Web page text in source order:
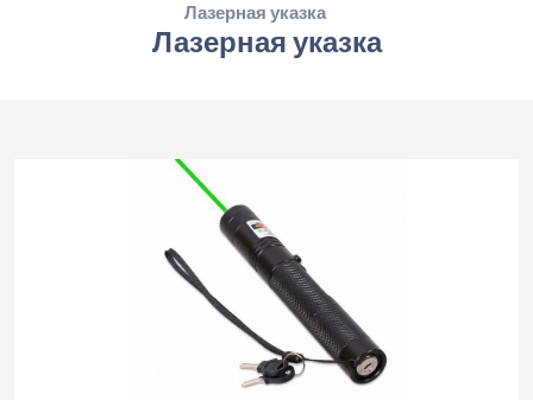
Лазерная указка
Лазерная указка